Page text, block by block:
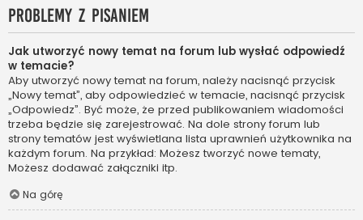
Problemy z pisaniem
Jak utworzyć nowy temat na forum lub wysłać odpowiedź
w temacie?
Aby utworzyć nowy temat na forum, należy nacisnąć przycisk
„Nowy temat”, aby odpowiedzieć w temacie, nacisnąć przycisk
„Odpowiedz”. Być może, że przed publikowaniem wiadomości
trzeba będzie się zarejestrować. Na dole strony forum lub
strony tematów jest wyświetlana lista uprawnień użytkownika na
każdym forum. Na przykład: Możesz tworzyć nowe tematy,
Możesz dodawać załączniki itp.
Na górę